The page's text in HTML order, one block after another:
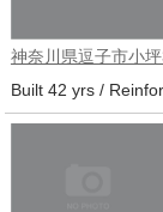
神奈川県逗子市小